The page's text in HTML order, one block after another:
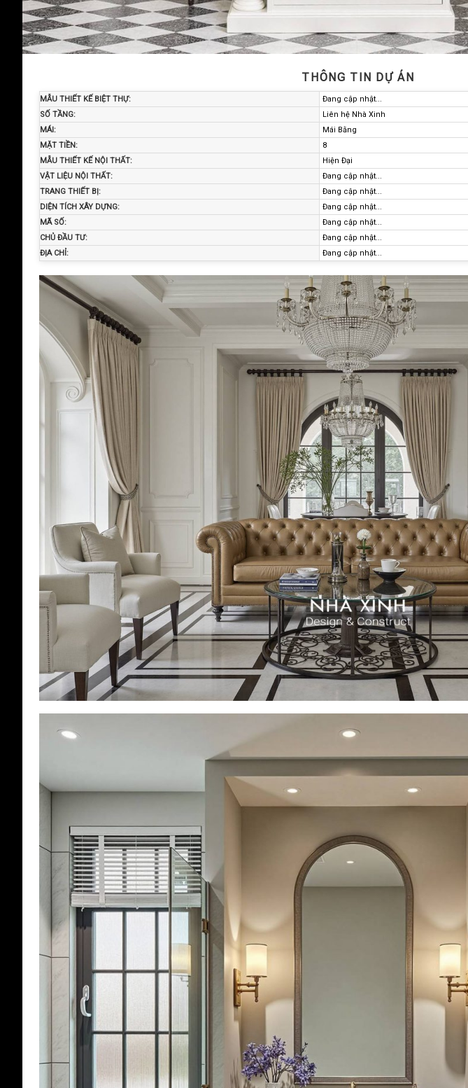
THÔNG TIN DỰ ÁN
MẪU THIẾT KẾ BIỆT THỰ:
Đang cập nhật...
SỐ TẦNG:
Liên hệ Nhà Xinh
MÁI:
Mái Bằng
MẶT TIỀN:
8
MẪU THIẾT KẾ NỘI THẤT:
Hiện Đại
VẬT LIỆU NỘI THẤT:
Đang cập nhật...
TRANG THIẾT BỊ:
Đang cập nhật...
DIỆN TÍCH XÂY DỰNG:
Đang cập nhật...
MÃ SỐ:
Đang cập nhật...
CHỦ ĐẦU TƯ:
Đang cập nhật...
ĐỊA CHỈ:
Đang cập nhật...